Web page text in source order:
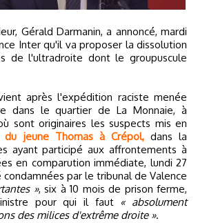
Inter qu'il va proposer la dissolution
de l'ultradroite dont le groupuscule
après l'expédition raciste menée
dans le quartier de La Monnaie, à
sont originaires les suspects mis en
jeune Thomas à Crépol,dans la
ayant participé aux affrontements à
en comparution immédiate, lundi 27
par le tribunal de Valence
», six à 10 mois de prison ferme,
pour qui il faut « absolument
des milices d'extrême droite ».